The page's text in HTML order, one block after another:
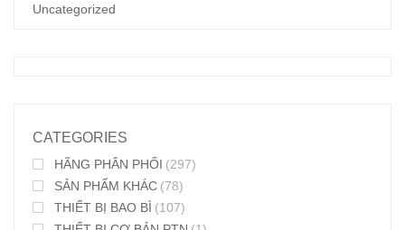
Uncategorized
CATEGORIES
HÃNG PHÂN PHỐI (297)
SẢN PHẨM KHÁC (78)
THIẾT BỊ BAO BÌ (107)